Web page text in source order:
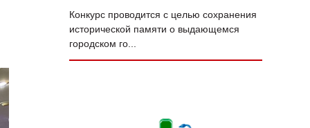
Конкурс проводится с целью сохранения
исторической памяти о выдающемся
городском го...